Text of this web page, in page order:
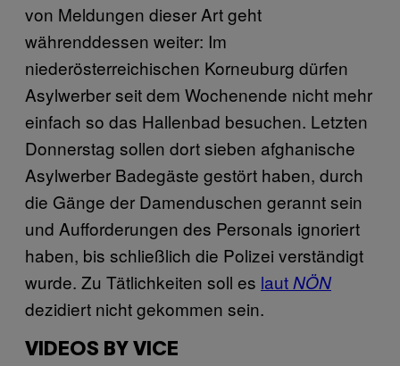
von Meldungen dieser Art geht
währenddessen weiter: Im
niederösterreichischen Korneuburg dürfen
Asylwerber seit dem Wochenende nicht mehr
einfach so das Hallenbad besuchen. Letzten
Donnerstag sollen dort sieben afghanische
Asylwerber Badegäste gestört haben, durch
die Gänge der Damenduschen gerannt sein
und Aufforderungen des Personals ignoriert
haben, bis schließlich die Polizei verständigt
wurde. Zu Tätlichkeiten soll es lautNÖN
dezidiert nicht gekommen sein.
VIDEOS BY VICE